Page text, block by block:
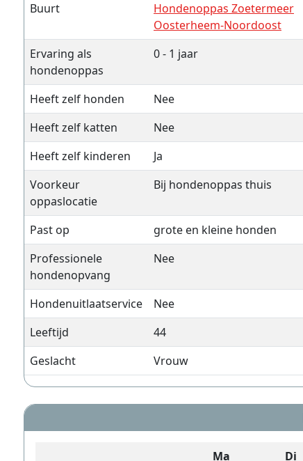
Buurt
Hondenoppas Zoetermeer
Oosterheem-Noordoost
Ervaring als
hondenoppas
0 - 1 jaar
Heeft zelf honden
Nee
Heeft zelf katten
Nee
Heeft zelf kinderen
Ja
Voorkeur
oppaslocatie
Bij hondenoppas thuis
Past op
grote en kleine honden
Professionele
hondenopvang
Nee
Hondenuitlaatservice
Nee
Leeftijd
44
Geslacht
Vrouw
Ma Di